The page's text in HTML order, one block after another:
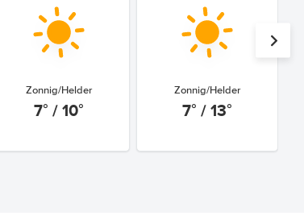
Zonnig/Helder
7° / 10°
Zonnig/Helder
7° / 13°